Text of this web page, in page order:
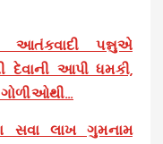
આતંકવાદી પન્નુએ
દેવાની આપી ધમકી,
સવા લાખ ગુમનામ